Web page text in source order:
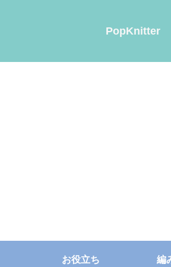
PopKnitter
お役立ち 編